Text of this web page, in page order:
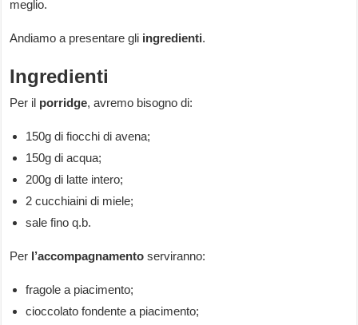
meglio.
Andiamo a presentare gli ingredienti.
Ingredienti
Per il porridge, avremo bisogno di:
150g di fiocchi di avena;
150g di acqua;
200g di latte intero;
2 cucchiaini di miele;
sale fino q.b.
Per l’accompagnamento serviranno:
fragole a piacimento;
cioccolato fondente a piacimento;